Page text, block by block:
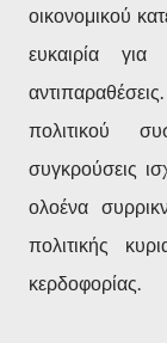
οικονομικού
ευκαιρία
πολιτικού
συγκρούσεις
ολοένα
πολιτικής
κερδοφορίας.